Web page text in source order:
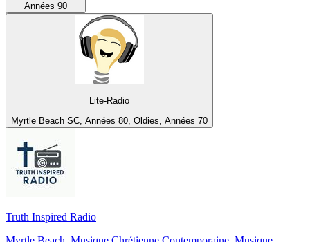
Années 90
Lite-Radio
Myrtle Beach SC, Années 80, Oldies, Années 70
Truth Inspired Radio